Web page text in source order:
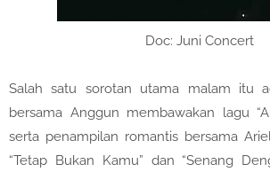
Doc: Juni Concert
Salah satu sorotan utama malam itu
bersama Anggun membawakan lagu
serta penampilan romantis bersama
“Tetap Bukan Kamu” dan “Senang